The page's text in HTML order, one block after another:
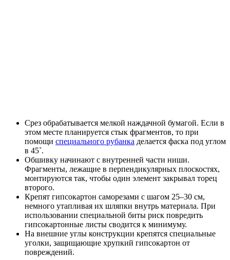
Срез обрабатывается мелкой наждачной бумагой. Если в
этом месте планируется стык фрагментов, то при
помощи специального рубанка делается фаска под углом
в 45˚.
Обшивку начинают с внутренней части ниши.
Фрагменты, лежащие в перпендикулярных плоскостях,
монтируются так, чтобы один элемент закрывал торец
второго.
Крепят гипсокартон саморезами с шагом 25–30 см,
немного утапливая их шляпки внутрь материала. При
использовании специальной биты риск повредить
гипсокартонные листы сводится к минимуму.
На внешние углы конструкции крепятся специальные
уголки, защищающие хрупкий гипсокартон от
повреждений.